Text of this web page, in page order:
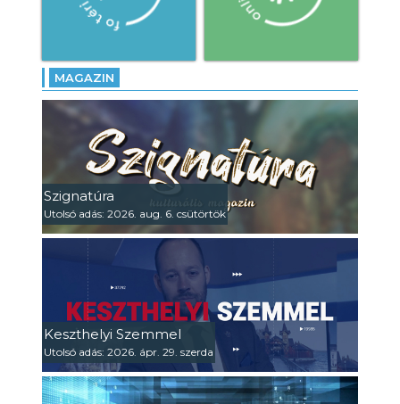
MAGAZIN
Szignatúra
Utolsó adás: 2026. aug. 6. csütörtök
Keszthelyi Szemmel
Utolsó adás: 2026. ápr. 29. szerda